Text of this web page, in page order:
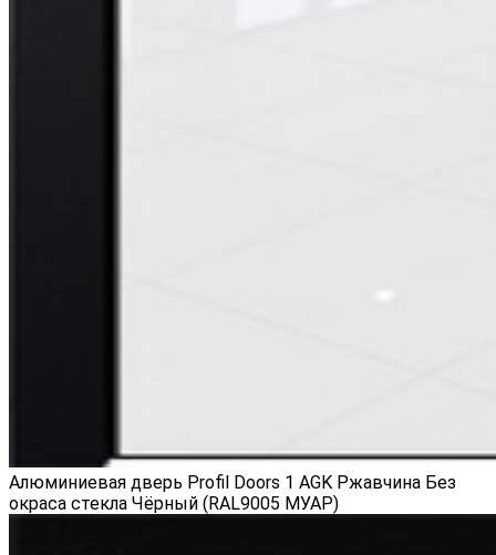
Алюминиевая дверь Profil Doors 1 AGK Ржавчина Без
окраса стекла Чёрный (RAL9005 МУАР)